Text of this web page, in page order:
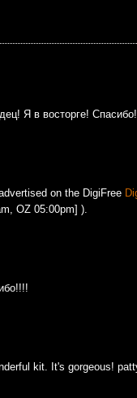
Я в восторге! Спасибо!
on the DigiFree
OZ 05:00pm] ).
kit. It's gorgeous!